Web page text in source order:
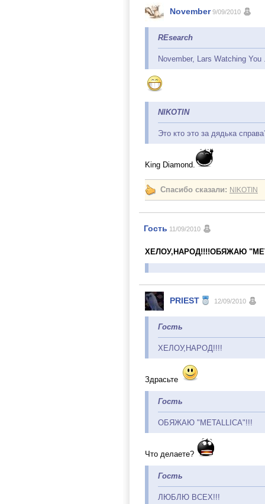
November 9/09/2010
REsearch
November, Lars Watching You
NIKOTIN
Это кто это за дядька
King Diamond.
Спасибо сказали: NIKOTIN
Гость 11/09/2010
ХЕЛОУ,НАРОД!!!!ОБЯЖАЮ
PRIEST 12/09/2010
Гость
ХЕЛОУ,НАРОД!!!!
Здрасьте
Гость
ОБЯЖАЮ "METALLIСA"!!!
Что делаете?
Гость
ЛЮБЛЮ ВСЕХ!!!